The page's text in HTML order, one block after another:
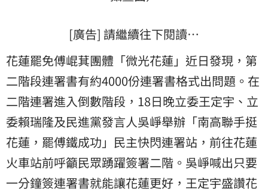
[廣告] 請繼續往下閱讀…
花蓮罷免傅崐萁團體「微光花蓮」近日發現，第
二階段連署書有約4000份連署書格式出問題。在
二階連署進入倒數階段，18日晚立委王定宇、立
委賴瑞隆及民進黨發言人吳崢舉辦「南高聯手挺
花蓮，罷傅鐵成功」民主快閃連署站，前往花蓮
火車站前呼籲民眾踴躍簽署二階。吳崢喊出只要
一分鐘簽連署書就能讓花蓮更好，王定宇盛讚花